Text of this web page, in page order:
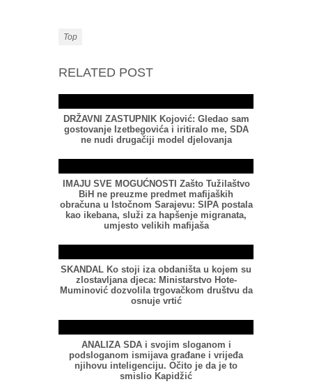
Top
RELATED POST
DRŽAVNI ZASTUPNIK Kojović: Gledao sam
gostovanje Izetbegovića i iritiralo me, SDA
ne nudi drugačiji model djelovanja
IMAJU SVE MOGUĆNOSTI Zašto Tužilaštvo
BiH ne preuzme predmet mafijaških
obračuna u Istočnom Sarajevu: SIPA postala
kao ikebana, služi za hapšenje migranata,
umjesto velikih mafijaša
SKANDAL Ko stoji iza obdaništa u kojem su
zlostavljana djeca: Ministarstvo Hote-
Muminović dozvolila trgovačkom društvu da
osnuje vrtić
ANALIZA SDA i svojim sloganom i
podsloganom ismijava građane i vrijeđa
njihovu inteligenciju. Očito je da je to
smislio Kapidžić